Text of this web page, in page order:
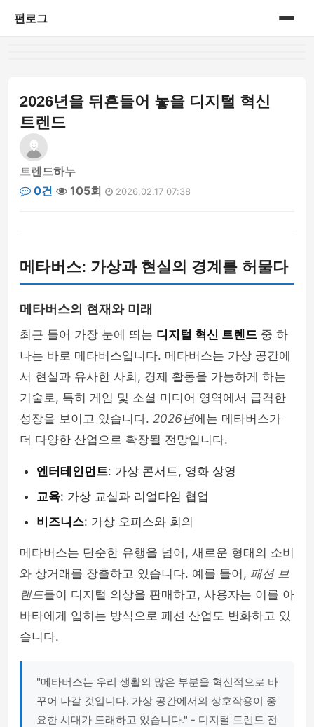
펀로그
2026년을 뒤흔들어 놓을 디지털 혁신
트렌드
트렌드하누
0건
105회 2026.02.17 07:38
메타버스: 가상과 현실의 경계를 허물다
메타버스의 현재와 미래
최근 들어 가장 눈에 띄는 디지털 혁신 트렌드 중 하
나는 바로 메타버스입니다. 메타버스는 가상 공간에
서 현실과 유사한 사회, 경제 활동을 가능하게 하는
기술로, 특히 게임 및 소셜 미디어 영역에서 급격한
성장을 보이고 있습니다. 2026년에는 메타버스가
더 다양한 산업으로 확장될 전망입니다.
엔터테인먼트: 가상 콘서트, 영화 상영
교육: 가상 교실과 리얼타임 협업
비즈니스: 가상 오피스와 회의
메타버스는 단순한 유행을 넘어, 새로운 형태의 소비
와 상거래를 창출하고 있습니다. 예를 들어, 패션 브
랜드들이 디지털 의상을 판매하고, 사용자는 이를 아
바타에게 입히는 방식으로 패션 산업도 변화하고 있
습니다.
"메타버스는 우리 생활의 많은 부분을 혁신적으로 바
꾸어 나갈 것입니다. 가상 공간에서의 상호작용이 중
요한 시대가 도래하고 있습니다." - 디지털 트렌드 전